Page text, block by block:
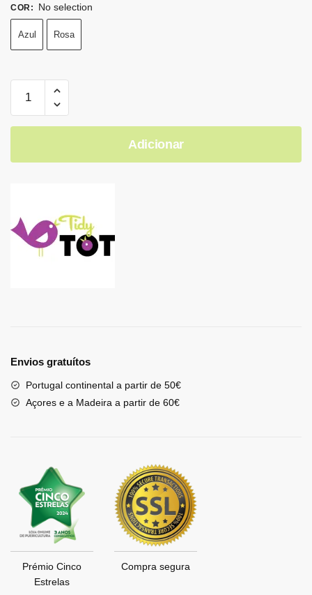
COR: No selection
Azul Rosa
Adicionar
Envios gratuítos
Portugal continental a partir de 50€
Açores e a Madeira a partir de 60€
Prémio Cinco
Estrelas
Compra segura